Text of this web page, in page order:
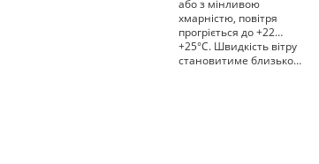
або з мінливою
хмарністю, повітря
прогріється до +22…
+25°С. Швидкість вітру
становитиме близько…